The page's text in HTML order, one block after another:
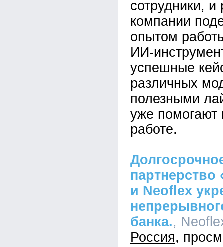
сотрудники, и
компании
опытом
ИИ-
успешные
различных
полезными
уже помогают
работе.
партнерство
и Neoflex
банка.,
Россия